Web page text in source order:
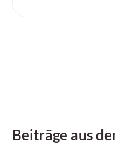
Beiträge aus